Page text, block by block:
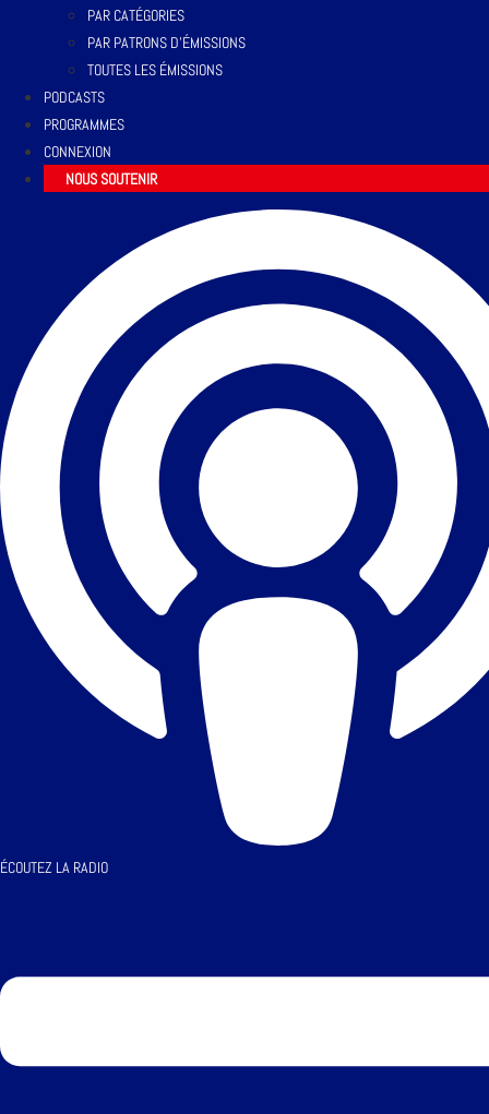
PAR CATÉGORIES
PAR PATRONS D’ÉMISSIONS
TOUTES LES ÉMISSIONS
PODCASTS
PROGRAMMES
CONNEXION
NOUS SOUTENIR
ÉCOUTEZ LA RADIO